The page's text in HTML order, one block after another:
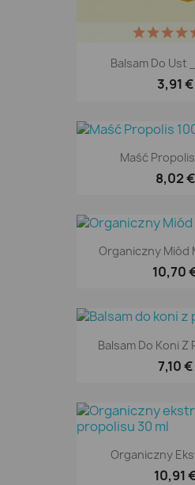
Balsam Do Ust
3,91 €
Maść
8,02 €
Organiczny Miód
10,70
Balsam Do Koni Z
7,10 €
Organiczny
10,91